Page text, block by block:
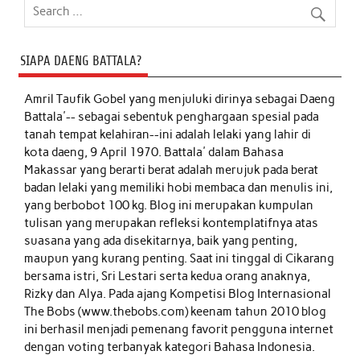
SIAPA DAENG BATTALA?
Amril Taufik Gobelyang menjuluki dirinya sebagai Daeng
Battala'-- sebagai sebentuk penghargaan spesial pada
tanah tempat kelahiran--ini adalah lelaki yang lahir di
kota daeng, 9 April 1970. Battala' dalam Bahasa
Makassar yang berarti berat adalah merujuk pada berat
badan lelaki yang memiliki hobi membaca dan menulis ini,
yang berbobot 100 kg. Blog ini merupakan kumpulan
tulisan yang merupakan refleksi kontemplatifnya atas
suasana yang ada disekitarnya, baik yang penting,
maupun yang kurang penting. Saat ini tinggal di Cikarang
bersama istri, Sri Lestari serta kedua orang anaknya,
Rizky dan Alya. Pada ajang Kompetisi Blog Internasional
The Bobs (www.thebobs.com) keenam tahun 2010 blog
ini berhasil menjadi pemenang favorit pengguna internet
dengan voting terbanyak kategori Bahasa Indonesia.